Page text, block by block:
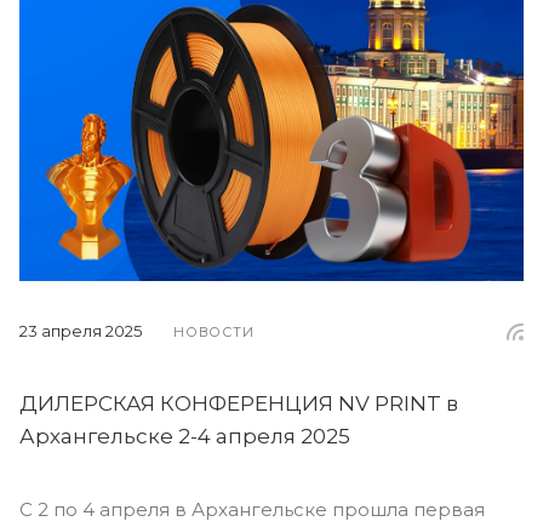
23 апреля 2025 НОВОСТИ
ДИЛЕРСКАЯ КОНФЕРЕНЦИЯ NV PRINT в
Архангельске 2-4 апреля 2025
С 2 по 4 апреля в Архангельске прошла первая